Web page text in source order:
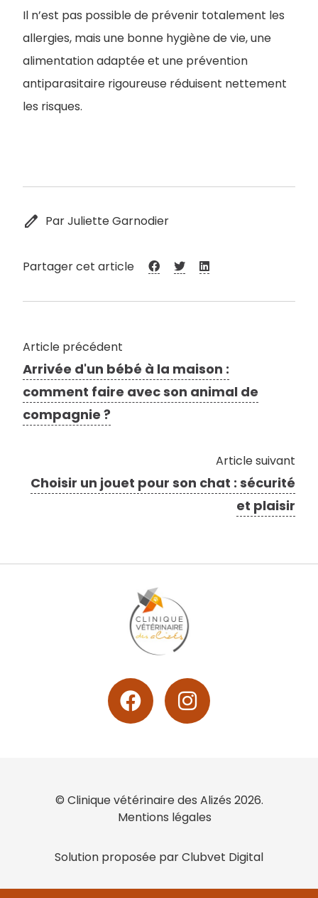
Il n’est pas possible de prévenir totalement les
allergies, mais une bonne hygiène de vie, une
alimentation adaptée et une prévention
antiparasitaire rigoureuse réduisent nettement
les risques.
edit Par Juliette Garnodier
Partager cet article
Article précédent
Arrivée d'un bébé à la maison :
comment faire avec son animal de
compagnie ?
Article suivant
Choisir un jouet pour son chat : sécurité
et plaisir
© Clinique vétérinaire des Alizés 2026.
Mentions légales
Solution proposée par Clubvet Digital